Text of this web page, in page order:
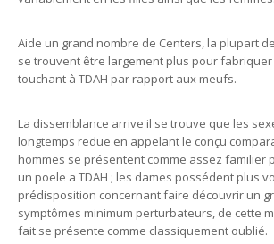
Aide un grand nombre de Centers, la plupart
se trouvent être largement plus pour
touchant à TDAH par rapport aux meufs.
La dissemblance arrive il se trouve que les
longtemps redue en appelant le conçu
hommes se présentent comme assez familier
un poele a TDAH ; les dames possédent plus
prédisposition concernant faire découvrir un
symptômes minimum perturbateurs, de cette
fait se présente comme classiquement oublié.